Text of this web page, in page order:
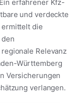
erfahrener Kfz-
und verdeckte
ermittelt die
Relevanz
Württemberg
Versicherungen
verlangen.